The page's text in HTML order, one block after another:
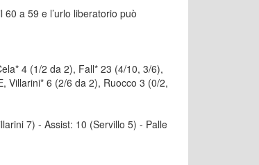
a 59 e l’urlo liberatorio può
4 (1/2 da 2), Fall* 23 (4/10, 3/6),
Villarini* 6 (2/6 da 2), Ruocco 3 (0/2,
7) - Assist: 10 (Servillo 5) - Palle